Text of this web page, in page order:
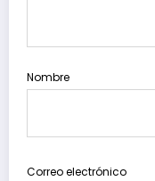
Nombre
Correo electrónico